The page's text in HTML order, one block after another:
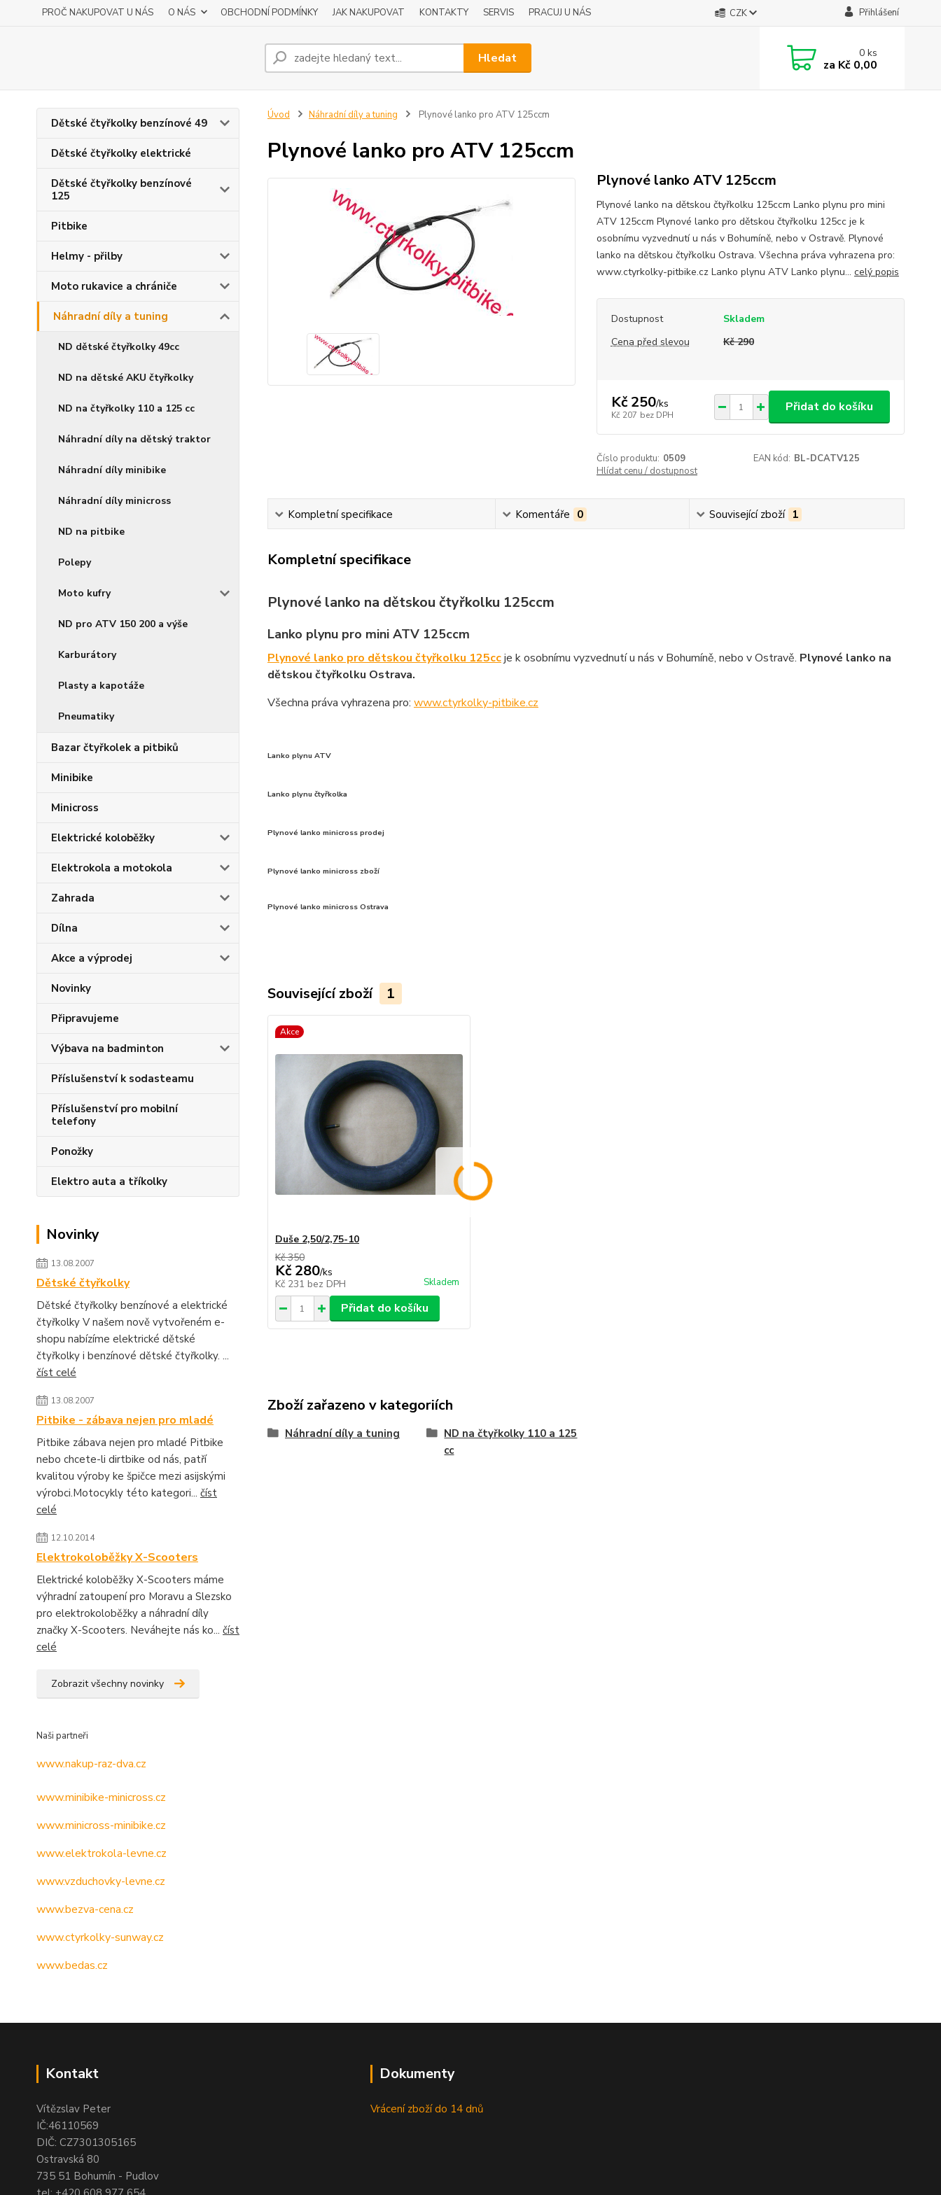
PROČ NAKUPOVAT U NÁS O NÁS OBCHODNÍ PODMÍNKY JAK NAKUPOVAT KONTAKTY SERVIS PRACUJ U NÁS CZK Přihlášení
Hledat 0ks
za Kč 0,00
Dětské čtyřkolky benzínové 49
Dětské čtyřkolky elektrické
Dětské čtyřkolky benzínové
125
Pitbike
Helmy - přilby
Moto rukavice a chrániče
Náhradní díly a tuning
ND dětské čtyřkolky 49cc
ND na dětské AKU čtyřkolky
ND na čtyřkolky 110 a 125 cc
Náhradní díly na dětský traktor
Náhradní díly minibike
Náhradní díly minicross
ND na pitbike
Polepy
Moto kufry
ND pro ATV 150 200 a výše
Karburátory
Plasty a kapotáže
Pneumatiky
Bazar čtyřkolek a pitbiků
Minibike
Minicross
Elektrické koloběžky
Elektrokola a motokola
Zahrada
Dílna
Akce a výprodej
Novinky
Připravujeme
Výbava na badminton
Příslušenství k sodasteamu
Příslušenství pro mobilní
telefony
Ponožky
Elektro auta a tříkolky
Novinky
13.08.2007
Dětské čtyřkolky
Dětské čtyřkolky benzínové a elektrické
čtyřkolky V našem nově vytvořeném e-
shopu nabízíme elektrické dětské
čtyřkolky i benzínové dětské čtyřkolky. ...
číst celé
13.08.2007
Pitbike - zábava nejen pro mladé
Pitbike zábava nejen pro mladé Pitbike
nebo chcete-li dirtbike od nás, patří
kvalitou výroby ke špičce mezi asijskými
výrobci.Motocykly této kategori... číst
celé
12.10.2014
Elektrokoloběžky X-Scooters
Elektrické koloběžky X-Scooters máme
výhradní zatoupení pro Moravu a Slezsko
pro elektrokoloběžky a náhradní díly
značky X-Scooters. Neváhejte nás ko... číst
celé
Zobrazit všechny novinky
Naši partneři
www.nakup-raz-dva.cz
www.minibike-minicross.cz
www.minicross-minibike.cz
www.elektrokola-levne.cz
www.vzduchovky-levne.cz
www.bezva-cena.cz
www.ctyrkolky-sunway.cz
www.bedas.cz
Úvod Náhradní díly a tuning Plynové lanko pro ATV 125ccm
Plynové lanko pro ATV 125ccm
Plynové lanko ATV 125ccm
Plynové lanko na dětskou čtyřkolku 125ccm Lanko plynu pro mini
ATV 125ccm Plynové lanko pro dětskou čtyřkolku 125cc je k
osobnímu vyzvednutí u nás v Bohumíně, nebo v Ostravě. Plynové
lanko na dětskou čtyřkolku Ostrava. Všechna práva vyhrazena pro:
www.ctyrkolky-pitbike.cz Lanko plynu ATV Lanko plynu... celý popis
Dostupnost
Skladem
Cena před slevou
Kč 290
Kč 250/ks
Kč 207 bez DPH
Přidat do košíku
Číslo produktu: 0509 EAN kód: BL-DCATV125
Hlídat cenu / dostupnost
Kompletní specifikace Komentáře 0 Související zboží 1
Kompletní specifikace
Plynové lanko na dětskou čtyřkolku 125ccm
Lanko plynu pro mini ATV 125ccm
Plynové lanko pro dětskou čtyřkolku 125ccje k osobnímu vyzvednutí u nás v Bohumíně, nebo v Ostravě. Plynové lanko na
dětskou čtyřkolku Ostrava.
Všechna práva vyhrazena pro: www.ctyrkolky-pitbike.cz
Lanko plynu ATV
Lanko plynu čtyřkolka
Plynové lanko minicross prodej
Plynové lanko minicross zboží
Plynové lanko minicross Ostrava
Související zboží 1
Akce
Duše 2,50/2,75-10
Kč 350
Kč 280/ks
Kč 231 bez DPH Skladem
Přidat do košíku
Zboží zařazeno v kategoriích
Náhradní díly a tuning
ND na čtyřkolky 110 a 125
cc
Kontakt
Vítězslav Peter
IČ:46110569
DIČ: CZ7301305165
Ostravská 80
735 51 Bohumín - Pudlov
Dokumenty
Vrácení zboží do 14 dnů